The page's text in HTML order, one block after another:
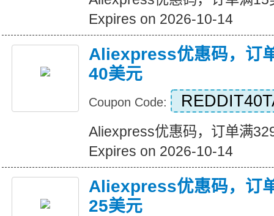
Expires on 2026-10-14
Aliexpress优惠码，订
40美元
Coupon Code:
Aliexpress优惠码，订单满
Expires on 2026-10-14
Aliexpress优惠码，订
25美元